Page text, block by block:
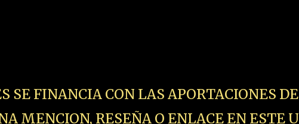
SE FINANCIA CON LAS APORTACIONES DE
MENCION, RESEÑA O ENLACE EN ESTE U